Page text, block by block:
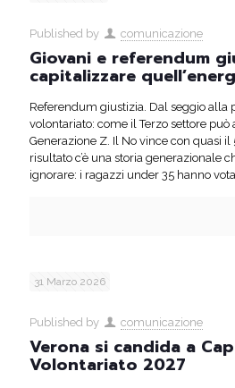
Published by comunicazione
Giovani e referendum
capitalizzare
Referendum giustizia. Dal seggio alla
volontariato: come il Terzo settore può
Generazione Z. Il No vince con quasi il
risultato c’è una storia generazionale
ignorare: i ragazzi under 35 hanno
31 Marzo 2026
Published by comunicazione
Verona si candida a
Volontariato 2027